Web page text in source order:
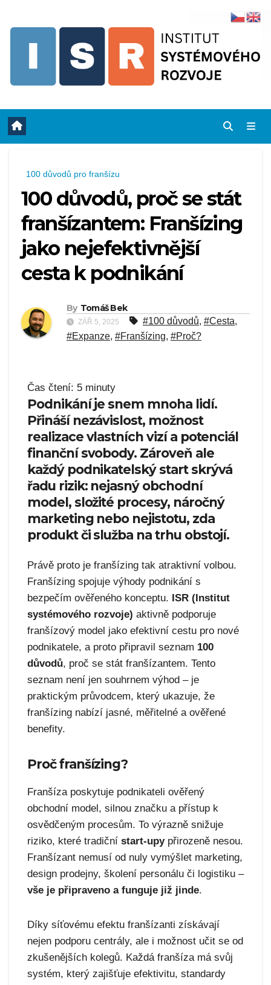
100 důvodů pro franšízu
100 důvodů, proč se stát
franšízantem: Franšízing
jako nejefektivnější
cesta k podnikání
By Tomáš Bek
ZÁŘ 5, 2025 #100 důvodů, #Cesta,
#Expanze, #Franšízing, #Proč?
Čas čtení: 5 minuty
Podnikání je snem mnoha lidí.
Přináší nezávislost, možnost
realizace vlastních vizí a potenciál
finanční svobody. Zároveň ale
každý podnikatelský start skrývá
řadu rizik: nejasný obchodní
model, složité procesy, náročný
marketing nebo nejistotu, zda
produkt či služba na trhu obstojí.
Právě proto je franšízing tak atraktivní volbou.
Franšízing spojuje výhody podnikání s
bezpečím ověřeného konceptu. ISR (Institut
systémového rozvoje) aktivně podporuje
franšízový model jako efektivní cestu pro nové
podnikatele, a proto připravil seznam 100
důvodů, proč se stát franšízantem. Tento
seznam není jen souhrnem výhod – je
praktickým průvodcem, který ukazuje, že
franšízing nabízí jasné, měřitelné a ověřené
benefity.
Proč franšízing?
Franšíza poskytuje podnikateli ověřený
obchodní model, silnou značku a přístup k
osvědčeným procesům. To výrazně snižuje
riziko, které tradiční start-upypřirozeně nesou.
Franšízant nemusí od nuly vymýšlet marketing,
design prodejny, školení personálu či logistiku –
vše je připraveno a funguje již jinde.
Díky síťovému efektu franšízanti získávají
nejen podporu centrály, ale i možnost učit se od
zkušenějších kolegů. Každá franšíza má svůj
systém, který zajišťuje efektivitu, standardy